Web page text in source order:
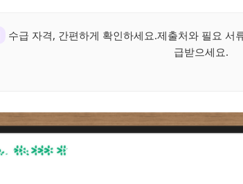
수급 자격, 간편하게 확인하세요.제출처와 필요 서
급받으세요.